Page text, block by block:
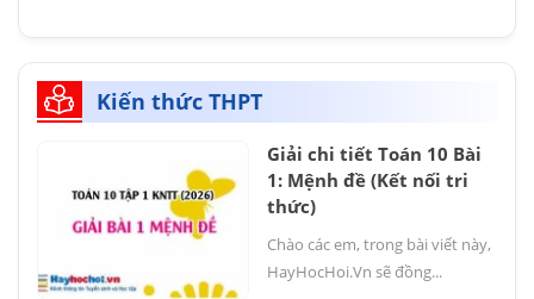
Kiến thức THPT
Giải chi tiết Toán 10 Bài
1: Mệnh đề (Kết nối tri
thức)
Chào các em, trong bài viết này,
HayHocHoi.Vn sẽ đồng...